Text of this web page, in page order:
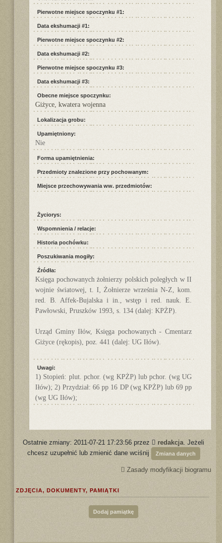
Pierwotne miejsce spoczynku #1:
Data ekshumacji #1:
Pierwotne miejsce spoczynku #2:
Data ekshumacji #2:
Pierwotne miejsce spoczynku #3:
Data ekshumacji #3:
Obecne miejsce spoczynku:
Giżyce, kwatera wojenna
Lokalizacja grobu:
Upamiętniony:
Nie
Forma upamiętnienia:
Przedmioty znalezione przy pochowanym:
Miejsce przechowywania ww. przedmiotów:
Życiorys:
Wspomnienia / relacje:
Historia pochówku:
Poszukiwania mogiły:
Źródła:
Księga pochowanych żołnierzy polskich poległych w II
wojnie światowej, t. I, Żołnierze września N-Z, kom.
red. B. Affek-Bujalska i in., wstęp i red. nauk. E.
Pawłowski, Pruszków 1993, s. 134 (dalej: KPŻP).
Urząd Gminy Iłów, Księga pochowanych - Cmentarz
Giżyce (rękopis), poz. 441 (dalej: UG Iłów).
Uwagi:
1) Stopień: plut. pchor. (wg KPŻP) lub pchor. (wg UG
Iłów); 2) Przydział: 66 pp 16 DP (wg KPŻP) lub 69 pp
(wg UG Iłów);
Ostatnie zmiany: 2011-07-21 17:23:56 przez redakcja. Jeżeli
chcesz uzupełnić lub zmienić dane wciśnij
Zmiana danych
Zasady modyfikacji biogramu
ZDJĘCIA, DOKUMENTY, PAMIĄTKI
Dodaj pamiątkę